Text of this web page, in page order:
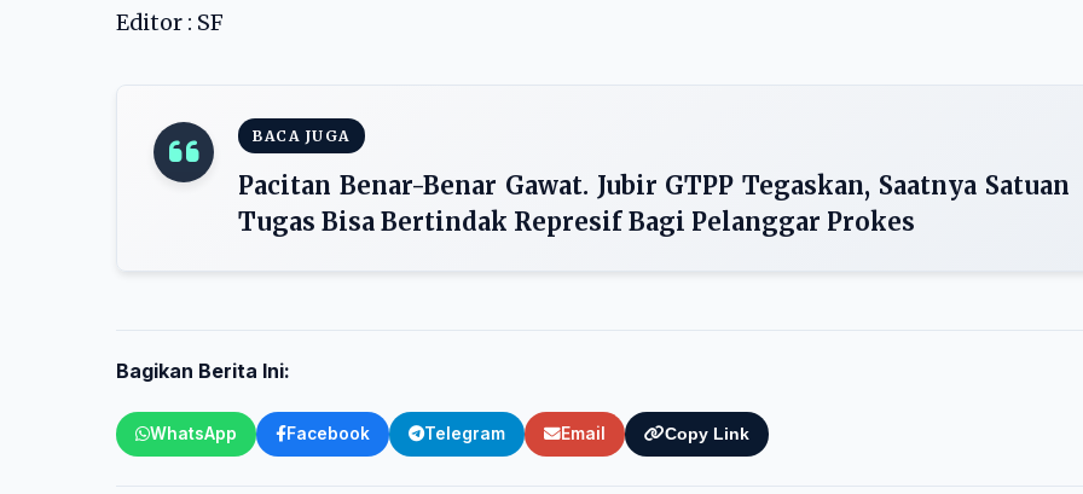
Editor : SF
BACA JUGA
Pacitan Benar-Benar Gawat. Jubir GTPP Tegaskan, Saatnya Satuan
Tugas Bisa Bertindak Represif Bagi Pelanggar Prokes
Bagikan Berita Ini:
WhatsApp Facebook Telegram Email Copy Link